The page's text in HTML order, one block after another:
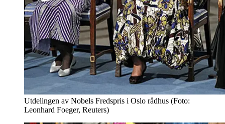
Utdelingen av Nobels Fredspris i Oslo rådhus (Foto:
Leonhard Foeger, Reuters)